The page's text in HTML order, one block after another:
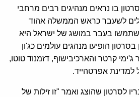
בו נראים מנהיגים רבים מרחבי
לשעבר כראש הממשלה אהוד
בעבר במושג של ישראל היא
הופיעו מנהגים עולמים כג'ון
קרטר והארכיבישוף, דזמנוד טוטו,
אפרטהייד.
לסרטון שהוצג ואמר "זו זילות של